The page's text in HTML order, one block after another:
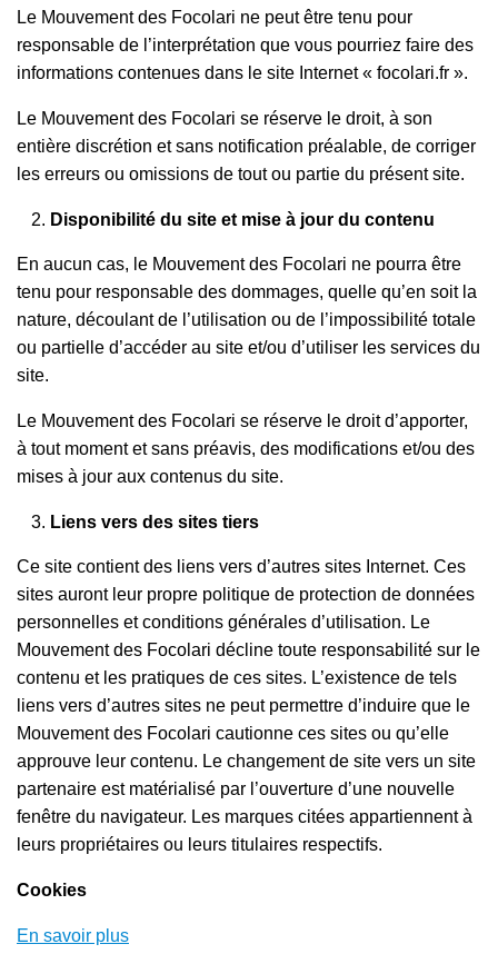
Le Mouvement des Focolari ne peut être tenu pour
responsable de l’interprétation que vous pourriez faire des
informations contenues dans le site Internet « focolari.fr ».
Le Mouvement des Focolari se réserve le droit, à son
entière discrétion et sans notification préalable, de corriger
les erreurs ou omissions de tout ou partie du présent site.
Disponibilité du site et mise à jour du contenu
En aucun cas, le Mouvement des Focolari ne pourra être
tenu pour responsable des dommages, quelle qu’en soit la
nature, découlant de l’utilisation ou de l’impossibilité totale
ou partielle d’accéder au site et/ou d’utiliser les services du
site.
Le Mouvement des Focolari se réserve le droit d’apporter,
à tout moment et sans préavis, des modifications et/ou des
mises à jour aux contenus du site.
Liens vers des sites tiers
Ce site contient des liens vers d’autres sites Internet. Ces
sites auront leur propre politique de protection de données
personnelles et conditions générales d’utilisation. Le
Mouvement des Focolari décline toute responsabilité sur le
contenu et les pratiques de ces sites. L’existence de tels
liens vers d’autres sites ne peut permettre d’induire que le
Mouvement des Focolari cautionne ces sites ou qu’elle
approuve leur contenu. Le changement de site vers un site
partenaire est matérialisé par l’ouverture d’une nouvelle
fenêtre du navigateur. Les marques citées appartiennent à
leurs propriétaires ou leurs titulaires respectifs.
Cookies
En savoir plus